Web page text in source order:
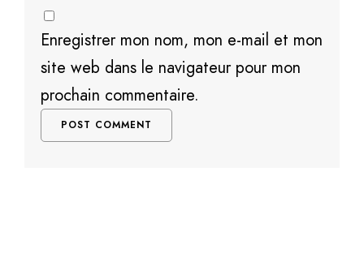
Enregistrer mon nom, mon e-mail et mon
site web dans le navigateur pour mon
prochain commentaire.